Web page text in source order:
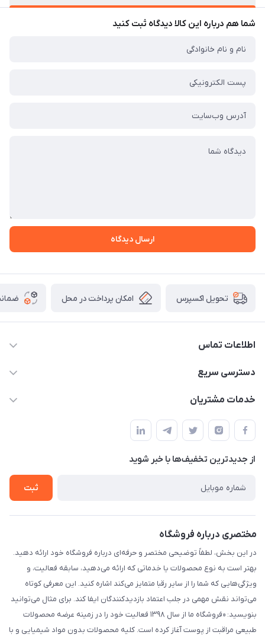
شما هم درباره این کالا دیدگاه ثبت کنید
ارسال دیدگاه
تحویل اکسپرس امکان پرداخت در محل
اطلاعات تماس
۰۲۱۰۰۰۰۰۰۰۰
دسترسی سریع
حساب کاربری
لیست محصولات
درباره ما
خدمات مشتریان
قوانین و مقررات
حریم خصوصی
راهنما
از جدید‌ترین تخفیف‌ها با‌ خبر شوید
ثبت
مختصری درباره فروشگاه
در این بخش، لطفاً توضیحی مختصر و حرفه‌ای درباره فروشگاه خود ارائه دهید.
بهتر است به نوع محصولات یا خدماتی که ارائه می‌دهید، سابقه فعالیت، و
ویژگی‌هایی که شما را از سایر رقبا متمایز می‌کند اشاره کنید. این معرفی کوتاه
می‌تواند نقش مهمی در جلب اعتماد بازدیدکنندگان ایفا کند. برای مثال می‌توانید
بنویسید: «فروشگاه ما از سال ۱۳۹۸ فعالیت خود را در زمینه عرضه محصولات
طبیعی مراقبت از پوست آغاز کرده است. کلیه محصولات بدون مواد شیمیایی و با